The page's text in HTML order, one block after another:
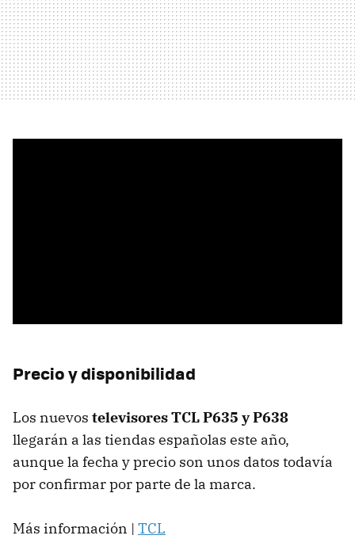
Precio y disponibilidad
Los nuevos televisores TCL P635 y P638
llegarán a las tiendas españolas este año,
aunque la fecha y precio son unos datos todavía
por confirmar por parte de la marca.
Más información | TCL